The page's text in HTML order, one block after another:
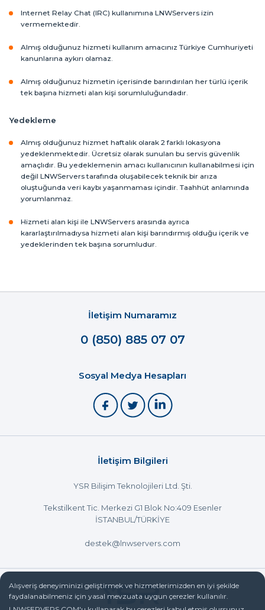
Internet Relay Chat (IRC) kullanımına LNWServers izin
vermemektedir.
Almış olduğunuz hizmeti kullanım amacınız Türkiye Cumhuriyeti
kanunlarına aykırı olamaz.
Almış olduğunuz hizmetin içerisinde barındırılan her türlü içerik
tek başına hizmeti alan kişi sorumluluğundadır.
Yedekleme
Almış olduğunuz hizmet haftalık olarak 2 farklı lokasyona
yedeklenmektedir. Ücretsiz olarak sunulan bu servis güvenlik
amaçlıdır. Bu yedeklemenin amacı kullanıcının kullanabilmesi için
değil LNWServers tarafında oluşabilecek teknik bir arıza
oluştuğunda veri kaybı yaşanmaması içindir. Taahhüt anlamında
yorumlanmaz.
Hizmeti alan kişi ile LNWServers arasında ayrıca
kararlaştırılmadıysa hizmeti alan kişi barındırmış olduğu içerik ve
yedeklerinden tek başına sorumludur.
İletişim Bilgileri
YSR Bilişim Teknolojileri Ltd. Şti.
Tekstilkent Tic. Merkezi G1 Blok No:409 Esenler
İSTANBUL/TÜRKİYE
destek@lnwservers.com
İletişim Numaramız
0 (850) 885 07 07
Sosyal Medya Hesapları
Alışveriş deneyiminizi geliştirmek ve hizmetlerimizden en iyi şekilde
faydalanabilmeniz için yasal mevzuata uygun çerezler kullanılır.